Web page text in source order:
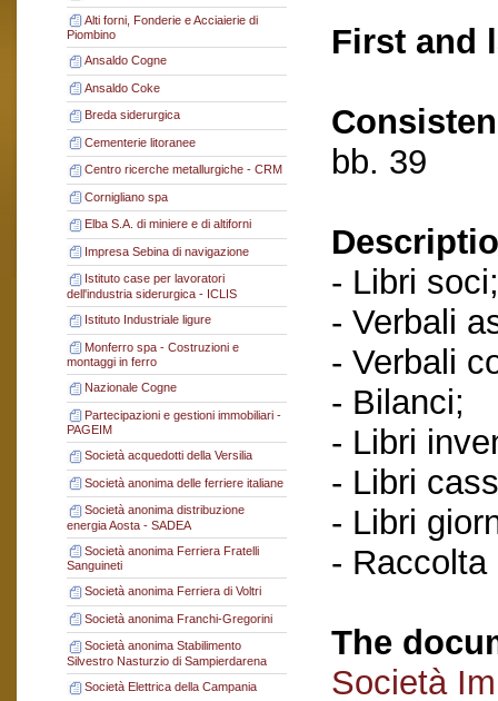
Alti forni, Fonderie e Acciaierie di
Piombino
Ansaldo Cogne
Ansaldo Coke
Breda siderurgica
Cementerie litoranee
Centro ricerche metallurgiche - CRM
Cornigliano spa
Elba S.A. di miniere e di altiforni
Impresa Sebina di navigazione
Istituto case per lavoratori
dell'industria siderurgica - ICLIS
Istituto Industriale ligure
Monferro spa - Costruzioni e
montaggi in ferro
Nazionale Cogne
Partecipazioni e gestioni immobiliari -
PAGEIM
Società acquedotti della Versilia
Società anonima delle ferriere italiane
Società anonima distribuzione
energia Aosta - SADEA
Società anonima Ferriera Fratelli
Sanguineti
Società anonima Ferriera di Voltri
Società anonima Franchi-Gregorini
Società anonima Stabilimento
Silvestro Nasturzio di Sampierdarena
Società Elettrica della Campania
First and
bb. 39
- Libri soci;
- Verbali
- Verbali
- Bilanci;
- Libri
- Libri
- Libri
- Raccolta
The
Società